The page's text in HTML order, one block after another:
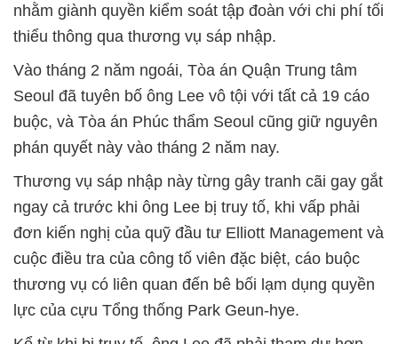
nhằm giành quyền kiểm soát tập đoàn với chi phí tối
thiểu thông qua thương vụ sáp nhập.
Vào tháng 2 năm ngoái, Tòa án Quận Trung tâm
Seoul đã tuyên bố ông Lee vô tội với tất cả 19 cáo
buộc, và Tòa án Phúc thẩm Seoul cũng giữ nguyên
phán quyết này vào tháng 2 năm nay.
Thương vụ sáp nhập này từng gây tranh cãi gay gắt
ngay cả trước khi ông Lee bị truy tố, khi vấp phải
đơn kiến nghị của quỹ đầu tư Elliott Management và
cuộc điều tra của công tố viên đặc biệt, cáo buộc
thương vụ có liên quan đến bê bối lạm dụng quyền
lực của cựu Tổng thống Park Geun-hye.